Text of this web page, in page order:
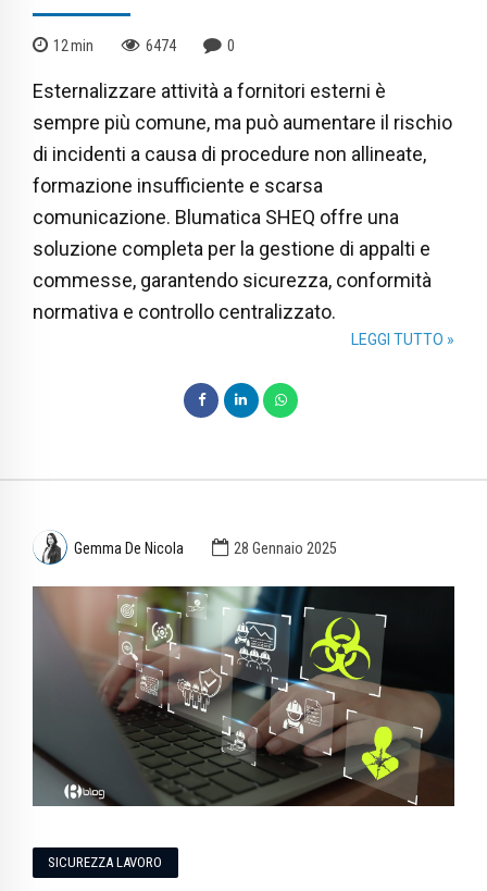
12min 6474 0
Esternalizzare attività a fornitori esterni è
sempre più comune, ma può aumentare il rischio
di incidenti a causa di procedure non allineate,
formazione insufficiente e scarsa
comunicazione. Blumatica SHEQ offre una
soluzione completa per la gestione di appalti e
commesse, garantendo sicurezza, conformità
normativa e controllo centralizzato.
LEGGI TUTTO »
Gemma De Nicola 28 Gennaio 2025
SICUREZZA LAVORO